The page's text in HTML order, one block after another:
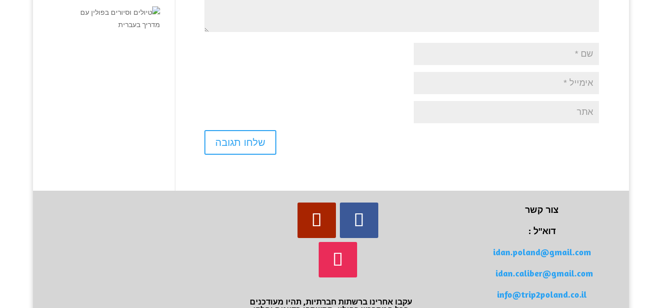
עקבו אחרינו ברשתות חברתיות, תהיו מעודכנים
צור קשר
דוא"ל :
idan.poland@gmail.com
idan.caliber@gmail.com
info@trip2poland.co.il